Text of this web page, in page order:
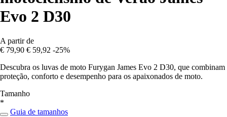
Evo 2 D30
A partir de
€ 79,90 € 59,92 -25%
Descubra os luvas de moto Furygan James Evo 2 D30, que combinam
proteção, conforto e desempenho para os apaixonados de moto.
Tamanho
*
Guia de tamanhos